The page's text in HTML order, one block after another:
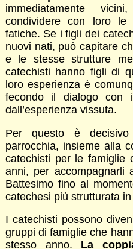
immediatamente
condividere con loro
fatiche. Se i figli dei
nuovi nati, può capitare
e le stesse strutture
catechisti hanno figli di
loro esperienza è
fecondo il dialogo con
dall’esperienza vissuta.
Per questo è
parrocchia, insieme alla
catechisti per le famiglie
anni, per accompagnarli
Battesimo fino al
catechesi più strutturata
I catechisti possono
gruppi di famiglie che
stesso anno. La